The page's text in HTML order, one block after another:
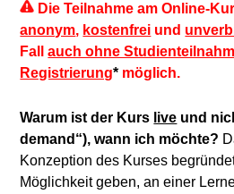
Die Teilnahme am Online-
anonym, kostenfrei und
Fallauch ohne
Registrierung* möglich.
Warum ist der Kurs live und
demand“), wann ich möchte?
Konzeption des Kurses
Möglichkeit geben, an einer